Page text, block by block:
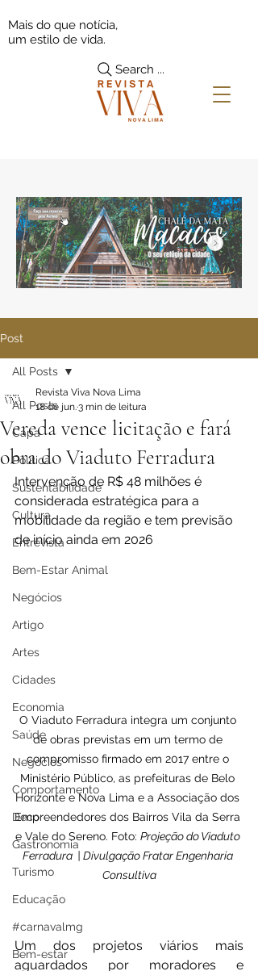
Search ...
Mais do que notícia,
um estilo de vida.
Post
All Posts
Capa
Política
Sustentabilidade
Cultura
Entrevista
Bem-Estar Animal
Negócios
Artigo
Artes
Cidades
Economia
Saúde
Negócios
Comportamento
Decor
Gastronomia
Turismo
Educação
#carnavalmg
Bem-estar
All Posts
Vereda vence licitação e fará
obra do Viaduto Ferradura
Revista Viva Nova Lima
18 de jun.3 min de leitura
Intervenção de R$ 48 milhões é
considerada estratégica para a
mobilidade da região e tem previsão
de início ainda em 2026
O Viaduto Ferradura integra um conjunto
de obras previstas em um termo de
compromisso firmado em 2017 entre o
Ministério Público, as prefeituras de Belo
Horizonte e Nova Lima e a Associação dos
Empreendedores dos Bairros Vila da Serra
e Vale do Sereno. Foto: Projeção do Viaduto
Ferradura  | Divulgação Fratar Engenharia
Consultiva
Um dos projetos viários mais
aguardados por moradores e